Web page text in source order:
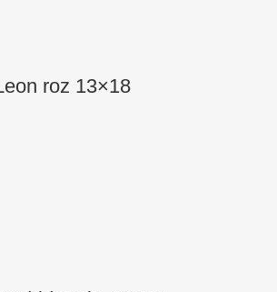
roz 13×18